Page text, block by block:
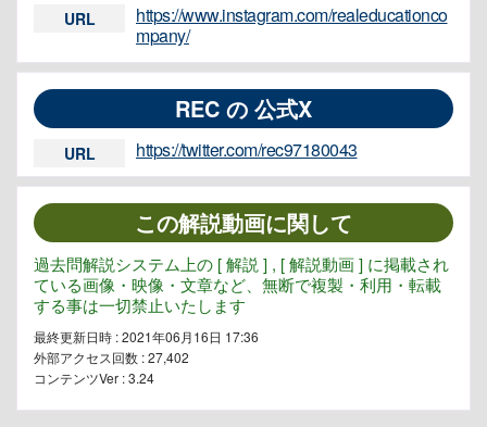
URL
https://www.instagram.com/realeducationco
mpany/
REC の 公式X
URL https://twitter.com/rec97180043
この解説動画に関して
過去問解説システム上の [ 解説 ] , [ 解説動画 ] に掲載され
ている画像・映像・文章など、無断で複製・利用・転載
する事は一切禁止いたします
最終更新日時 : 2021年06月16日 17:36
外部アクセス回数 :27,402
コンテンツVer : 3.24